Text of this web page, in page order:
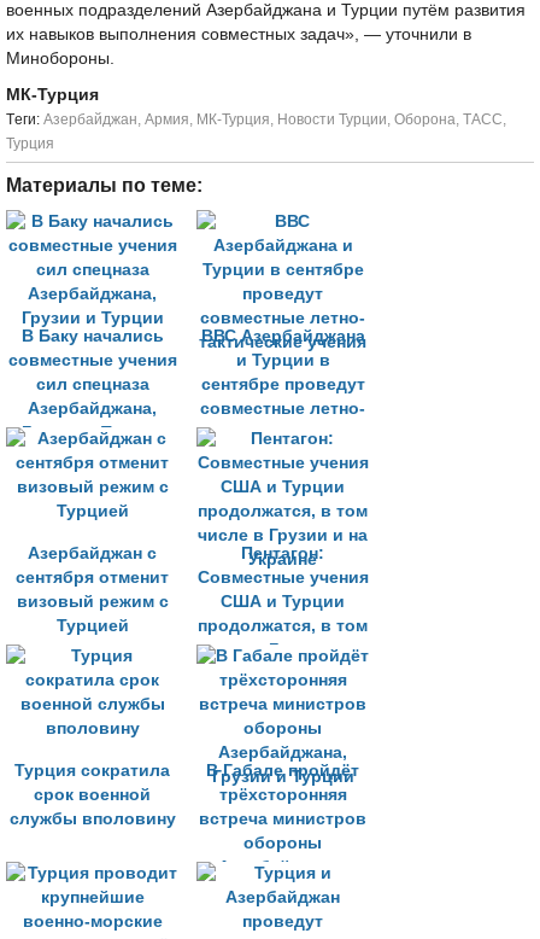
военных подразделений Азербайджана и Турции путём развития
их навыков выполнения совместных задач», — уточнили в
Минобороны.
МК-Турция
Tеги: Азербайджан, Армия, МК-Турция, Новости Турции, Оборона, ТАСС,
Турция
Материалы по теме:
В Баку начались
совместные учения
сил спецназа
Азербайджана,
Грузии и Турции
ВВС Азербайджана
и Турции в
сентябре проведут
совместные летно-
тактические учения
Азербайджан с
сентября отменит
визовый режим с
Турцией
Пентагон:
Совместные учения
США и Турции
продолжатся, в том
числе в Грузии и на
Украине
Турция сократила
срок военной
службы вполовину
В Габале пройдёт
трёхсторонняя
встреча министров
обороны
Азербайджана,
Грузии и Турции